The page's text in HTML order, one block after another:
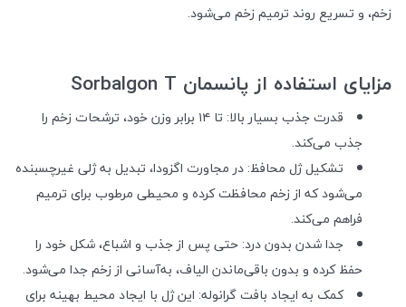
زخم، و تسریع روند ترمیم زخم می‌شود.
مزایای استفاده از پانسمان Sorbalgon T
قدرت جذب بسیار بالا: تا ۱۴ برابر وزن خود، ترشحات زخم را
جذب می‌کند.
تشکیل ژل محافظ: در مجاورت اگزودا، تبدیل به ژلی غیرچسبنده
می‌شود که از زخم محافظت کرده و محیطی مرطوب برای ترمیم
فراهم می‌کند.
جدا شدن بدون درد: حتی پس از جذب و اشباع، شکل خود را
حفظ کرده و بدون باقی‌ماندن الیاف، به‌آسانی از زخم جدا می‌شود.
کمک به ایجاد بافت گرانوله: این ژل با ایجاد محیط بهینه برای